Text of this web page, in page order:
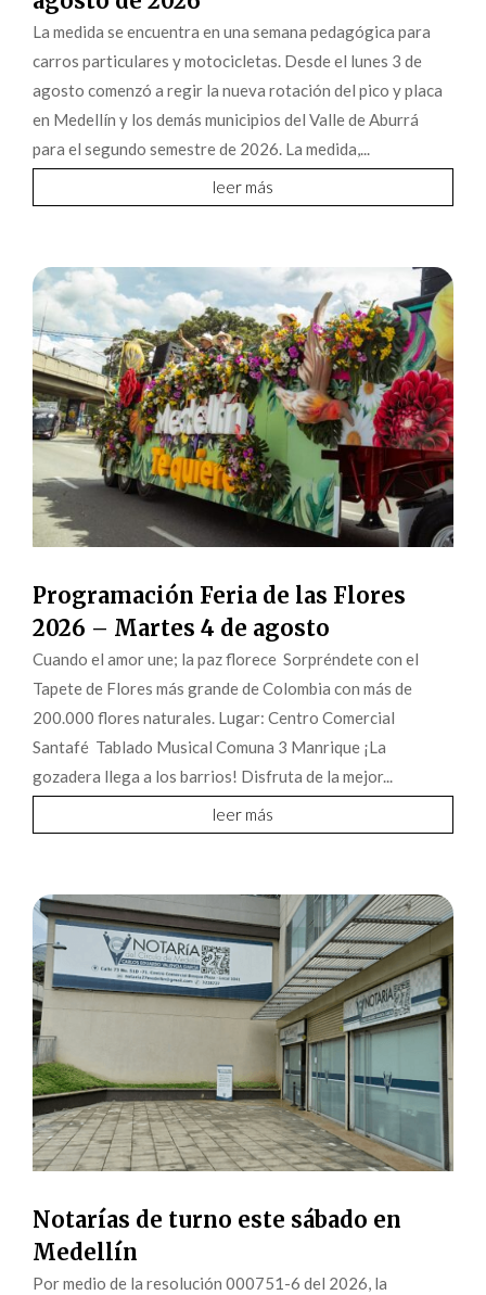
La medida se encuentra en una semana pedagógica para
carros particulares y motocicletas. Desde el lunes 3 de
agosto comenzó a regir la nueva rotación del pico y placa
en Medellín y los demás municipios del Valle de Aburrá
para el segundo semestre de 2026. La medida,...
leer más
Programación Feria de las Flores
2026 – Martes 4 de agosto
Cuando el amor une; la paz florece Sorpréndete con el
Tapete de Flores más grande de Colombia con más de
200.000 flores naturales. Lugar: Centro Comercial
Santafé Tablado Musical Comuna 3 Manrique ¡La
gozadera llega a los barrios! Disfruta de la mejor...
leer más
Notarías de turno este sábado en
Medellín
Por medio de la resolución 000751-6 del 2026, la